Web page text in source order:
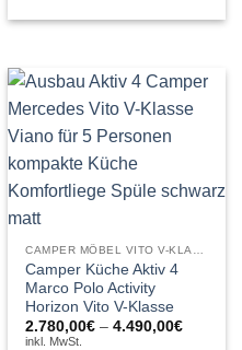
639,00€
Camper Küche Aktiv 4
Marco Polo Activity
Horizon Vito V-Klasse
2.780,00€ –4.490,00€
inkl. MwSt.